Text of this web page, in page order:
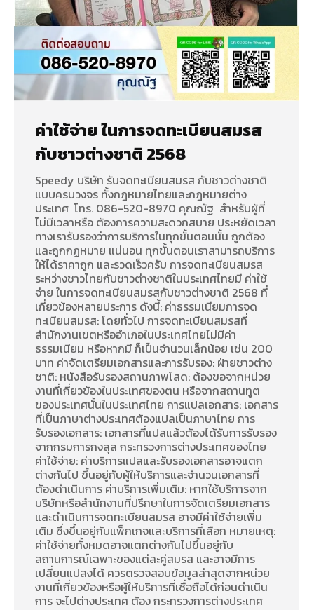
ค่าใช้จ่าย ในการจดทะเบียนสมรส
กับชาวต่างชาติ 2568
Speedy บริษัท รับจดทะเบียนสมรส กับชาวต่างชาติ
แบบครบวงจร ทั้งกฎหมายไทยและกฎหมายต่าง
ประเทศ โทร. 086-520-8970 คุณณัฐ สำหรับผู้ที่
ไม่มีเวลาหรือ ต้องการความสะดวกสบาย ประหยัดเวลา
ทางเรารับรองว่าการบริการในทุกขั้นตอนนั้น ถูกต้อง
และถูกกฏหมาย แน่นอน ทุกขั้นตอนเราสามารถบริการ
ให้ได้ราคาถูก และรวดเร็วครับ การจดทะเบียนสมรส
ระหว่างชาวไทยกับชาวต่างชาติในประเทศไทยมี ค่าใช้
จ่าย ในการจดทะเบียนสมรสกับชาวต่างชาติ 2568 ที่
เกี่ยวข้องหลายประการ ดังนี้: ค่าธรรมเนียมการจด
ทะเบียนสมรส: โดยทั่วไป การจดทะเบียนสมรสที่
สำนักงานเขตหรืออำเภอในประเทศไทยไม่มีค่า
ธรรมเนียม หรือหากมี ก็เป็นจำนวนเล็กน้อย เช่น 200
บาท ค่าจัดเตรียมเอกสารและการรับรอง: ฝ่ายชาวต่าง
ชาติ: หนังสือรับรองสถานภาพโสด: ต้องขอจากหน่วย
งานที่เกี่ยวข้องในประเทศของตน หรือจากสถานทูต
ของประเทศนั้นในประเทศไทย การแปลเอกสาร: เอกสาร
ที่เป็นภาษาต่างประเทศต้องแปลเป็นภาษาไทย การ
รับรองเอกสาร: เอกสารที่แปลแล้วต้องได้รับการรับรอง
จากกรมการกงสุล กระทรวงการต่างประเทศของไทย
ค่าใช้จ่าย: ค่าบริการแปลและรับรองเอกสารอาจแตก
ต่างกันไป ขึ้นอยู่กับผู้ให้บริการและจำนวนเอกสารที่
ต้องดำเนินการ ค่าบริการเพิ่มเติม: หากใช้บริการจาก
บริษัทหรือสำนักงานที่ปรึกษาในการจัดเตรียมเอกสาร
และดำเนินการจดทะเบียนสมรส อาจมีค่าใช้จ่ายเพิ่ม
เติม ซึ่งขึ้นอยู่กับแพ็กเกจและบริการที่เลือก หมายเหตุ:
ค่าใช้จ่ายทั้งหมดอาจแตกต่างกันไปขึ้นอยู่กับ
สถานการณ์เฉพาะของแต่ละคู่สมรส และอาจมีการ
เปลี่ยนแปลงได้ ควรตรวจสอบข้อมูลล่าสุดจากหน่วย
งานที่เกี่ยวข้องหรือผู้ให้บริการที่เชื่อถือได้ก่อนดำเนิน
การ จะไปต่างประเทศ ต้อง กระทรวงการต่างประเทศ